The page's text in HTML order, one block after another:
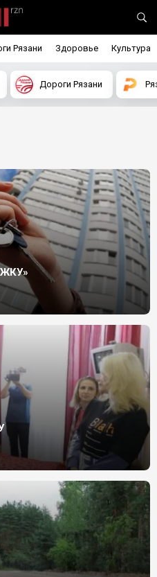
Рязани Здоровье Культура
Дороги Рязани